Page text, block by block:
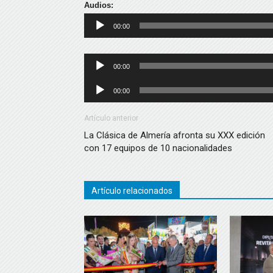
Audios:
Reproductor
de
audio
00:00
Reproductor
audio
00:00
Reproductor
de
audio
00:00
Artículo anterior
La Clásica de Almería afronta su XXX edición
con 17 equipos de 10 nacionalidades
Artículo relacionados